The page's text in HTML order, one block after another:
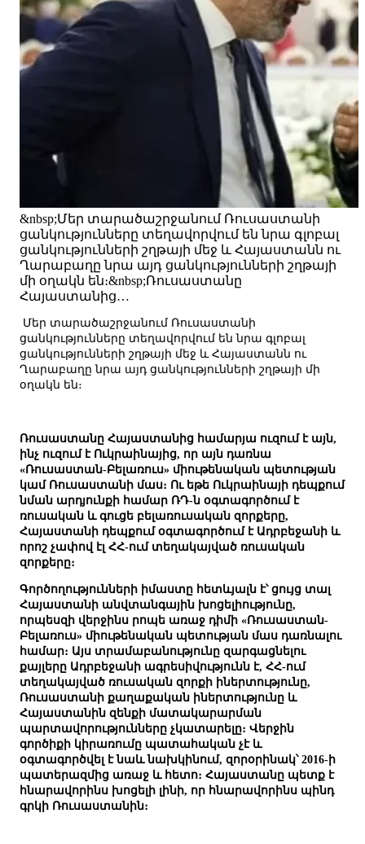
&nbsp;Մեր տարածաշրջանում Ռուսաստանի
ցանկությունները տեղավորվում են նրա գլոբալ
ցանկությունների շղթայի մեջ և Հայաստանն ու
Ղարաբաղը նրա այդ ցանկությունների շղթայի
մի օղակն են։&nbsp;Ռուսաստանը
Հայաստանից…
Մեր տարածաշրջանում Ռուսաստանի
ցանկությունները տեղավորվում են նրա գլոբալ
ցանկությունների շղթայի մեջ և Հայաստանն ու
Ղարաբաղը նրա այդ ցանկությունների շղթայի մի
օղակն են։
Ռուսաստանը Հայաստանից համարյա ուզում է այն,
ինչ ուզում է Ուկրաինայից, որ այն դառնա
«Ռուսաստան-Բելառուս» միութենական պետության
կամ Ռուսաստանի մաս։ Ու եթե Ուկրաինայի դեպքում
նման արդյունքի համար ՌԴ-ն օգտագործում է
ռուսական և գուցե բելառուսական զորքերը,
Հայաստանի դեպքում օգտագործում է Ադրբեջանի և
որոշ չափով էլ ՀՀ-ում տեղակայված ռուսական
զորքերը։
Գործողությունների իմաստը հետևյալն է՝ ցույց տալ
Հայաստանի անվտանգային խոցելիությունը,
որպեսզի վերջինս րոպե առաջ դիմի «Ռուսաստան-
Բելառուս» միութենական պետության մաս դառնալու
համար։ Այս տրամաբանությունը զարգացնելու
քայլերը Ադրբեջանի ագրեսիվությունն է, ՀՀ-ում
տեղակայված ռուսական զորքի իներտությունը,
Ռուսաստանի քաղաքական իներտությունը և
Հայաստանին զենքի մատակարարման
պարտավորությունները չկատարելը։ Վերջին
գործիքի կիրառումը պատահական չէ և
օգտագործվել է նաև նախկինում, զորօրինակ՝ 2016-ի
պատերազմից առաջ և հետո։ Հայաստանը պետք է
հնարավորինս խոցելի լինի, որ հնարավորինս պինդ
գրկի Ռուսաստանին։